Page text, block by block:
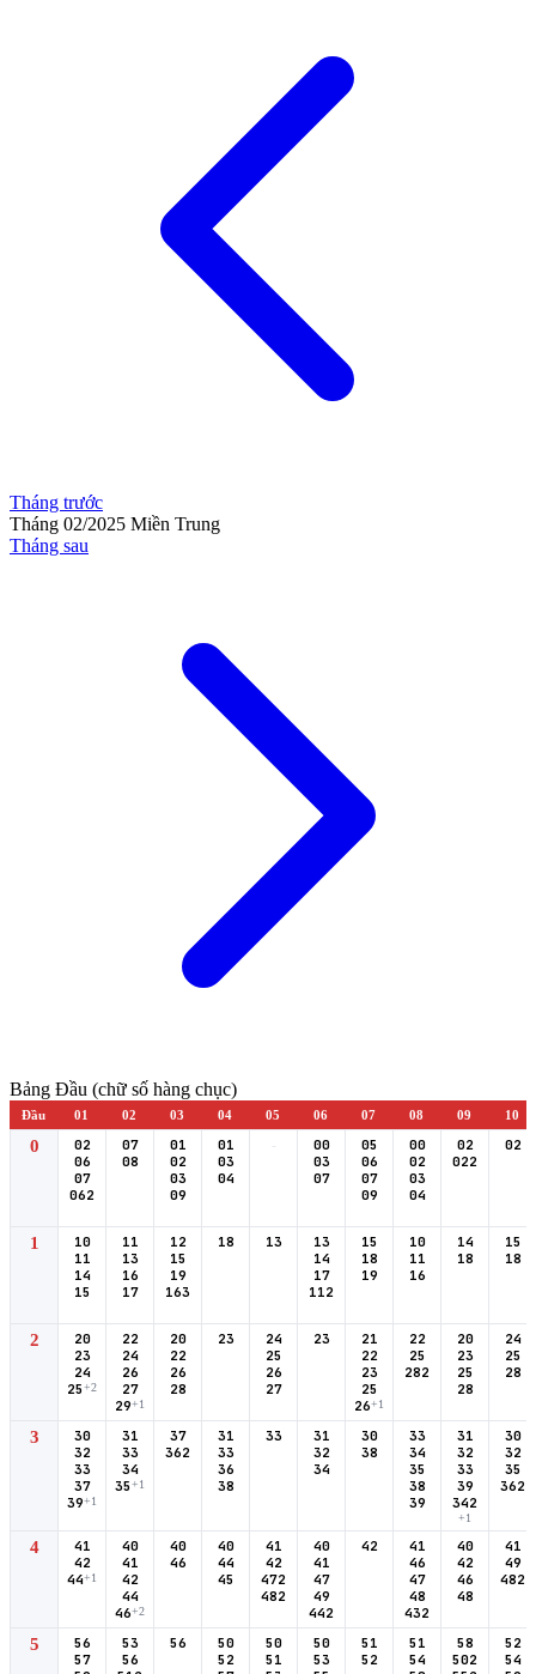
Tháng trước
Tháng 02/2025 Miền Trung
Tháng sau
Bảng Đầu (chữ số hàng chục)
Đầu 01 02 03 04 05 06 07 08 09 10
0
02
06
07
062
07
08
01
02
03
09
01
03
04
-
00
03
07
05
06
07
09
00
02
03
04
02
022
02
1
10
11
14
15
11
13
16
17
12
15
19
163
18 13
13
14
17
112
15
18
19
10
11
16
14
18
15
18
2
20
23
24
25+2
22
24
26
27
29+1
20
22
26
28
23
24
25
26
27
23
21
22
23
25
26+1
22
25
282
20
23
25
28
24
25
28
3
30
32
33
37
39+1
31
33
34
35+1
37
362
31
33
36
38
33
31
32
34
30
38
33
34
35
38
39
31
32
33
39
342
+1
30
32
35
362
4
41
42
44+1
40
41
42
44
46+2
40
46
40
44
45
41
42
472
482
40
41
47
49
442
42
41
46
47
48
432
40
42
46
48
41
49
482
5
56
57
53
56
56
50
52
50
51
50
53
51
52
51
54
58
502
52
54